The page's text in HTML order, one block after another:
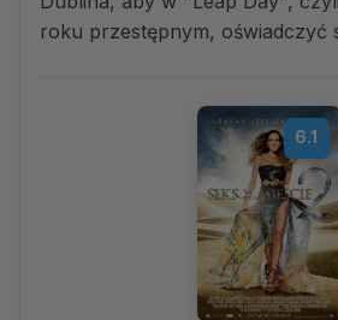
roku przestępnym, oświadczyć
6.1